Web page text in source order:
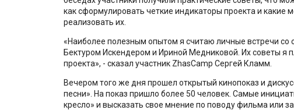
как сформулировать четкие индикаторы проекта и какие
реализовать их.
«Наиболее полезным опытом я считаю личные встречи со
Бектуром Искендером и Ириной Медниковой. Их советы я
проекта», - сказал участник ZhasCamp Сергей Кламм.
Вечером того же дня прошел открытый кинопоказ и
песни». На показ пришло более 50 человек. Самые
кресло» и высказать свое мнение по поводу фильма или